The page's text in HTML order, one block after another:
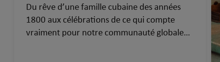
Du rêve d’une famille cubaine des années
1800 aux célébrations de ce qui compte
vraiment pour notre communauté globale